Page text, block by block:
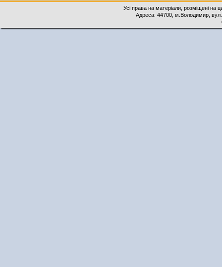
Усі права на матеріали, розміщені на
Адреса: 44700, м.Володимир,